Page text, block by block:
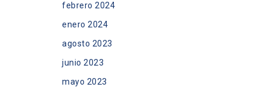
febrero 2024
enero 2024
agosto 2023
junio 2023
mayo 2023